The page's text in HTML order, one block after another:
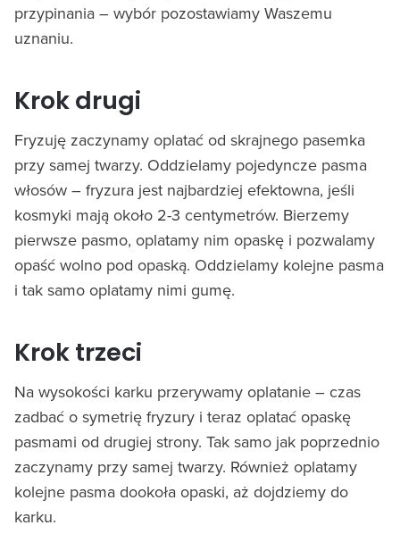
przypinania – wybór pozostawiamy Waszemu
uznaniu.
Krok drugi
Fryzuję zaczynamy oplatać od skrajnego pasemka
przy samej twarzy. Oddzielamy pojedyncze pasma
włosów – fryzura jest najbardziej efektowna, jeśli
kosmyki mają około 2-3 centymetrów. Bierzemy
pierwsze pasmo, oplatamy nim opaskę i pozwalamy
opaść wolno pod opaską. Oddzielamy kolejne pasma
i tak samo oplatamy nimi gumę.
Krok trzeci
Na wysokości karku przerywamy oplatanie – czas
zadbać o symetrię fryzury i teraz oplatać opaskę
pasmami od drugiej strony. Tak samo jak poprzednio
zaczynamy przy samej twarzy. Również oplatamy
kolejne pasma dookoła opaski, aż dojdziemy do
karku.